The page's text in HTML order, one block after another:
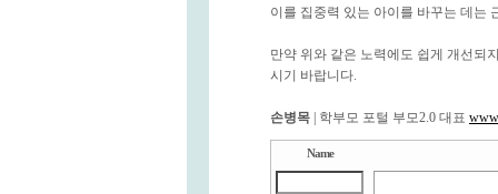
이를 집중력 있는 아이를 바꾸는 데는
만약 위와 같은 노력에도 쉽게 개선되
시기 바랍니다.
손병목 | 학부모 포털 부모2.0 대표
Name